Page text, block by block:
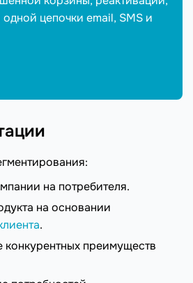
цепочки email, SMS и
на потребителя.
на основании
.
преимуществ